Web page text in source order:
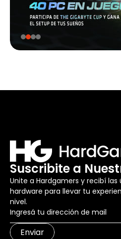
Suscribite a
Unite a Hardgamers y recibí
hardware para llevar tu
nivel.
Enviar